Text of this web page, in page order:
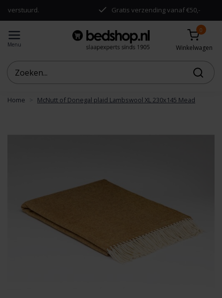
Gratis verzending vanaf €50,-
Menu
0
Winkelwagen
Home McNutt of Donegal plaid Lambswool XL 230x145 Mead